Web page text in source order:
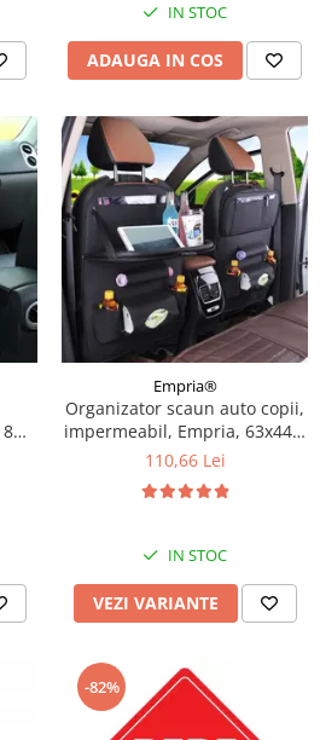
IN STOC
ADAUGA IN COS
Empria®
Organizator scaun auto copii,
impermeabil, Empria, 63x44.5
cm, Diverse culori
110,66 Lei
IN STOC
VEZI VARIANTE
-82%